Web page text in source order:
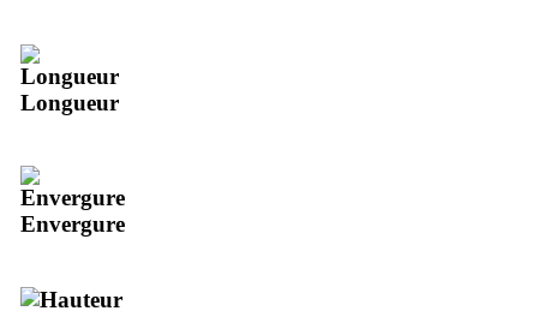
Longueur
Envergure